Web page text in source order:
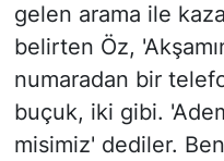
gelen arama ile
belirten Öz,
numaradan bir
buçuk, iki gibi.
misimiz' dediler.